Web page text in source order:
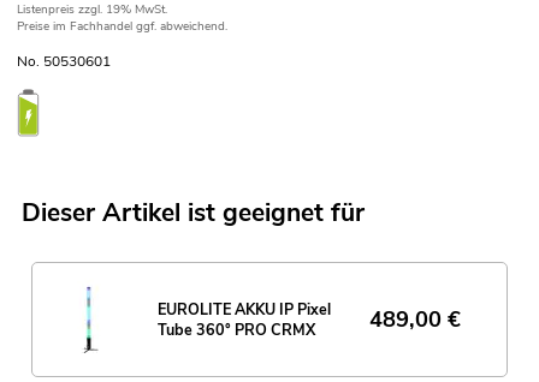
Listenpreis zzgl. 19% MwSt.
Preise im Fachhandel ggf. abweichend.
No. 50530601
Dieser Artikel ist geeignet für
EUROLITE AKKU IP Pixel
Tube 360° PRO CRMX
489,00 €